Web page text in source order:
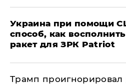
Украина при помощи
способ, как
ракет для ЗРК Patriot
Трамп